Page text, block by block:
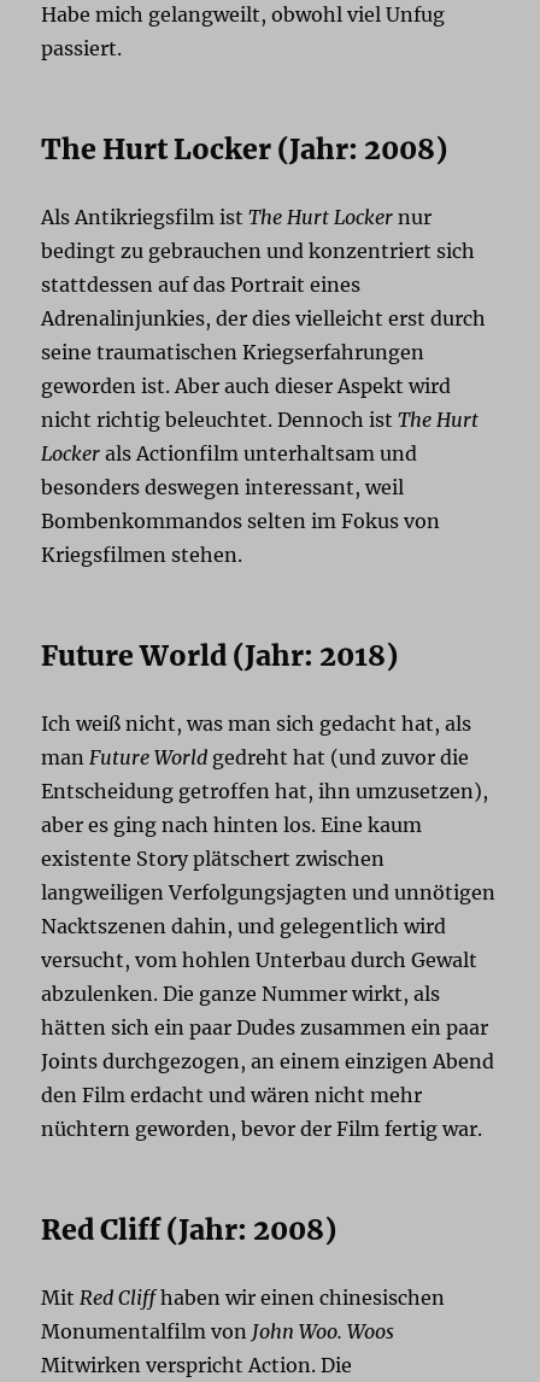
Habe mich gelangweilt, obwohl viel Unfug
passiert.
The Hurt Locker (Jahr: 2008)
Als Antikriegsfilm istThe Hurt Locker nur
bedingt zu gebrauchen und konzentriert sich
stattdessen auf das Portrait eines
Adrenalinjunkies, der dies vielleicht erst durch
seine traumatischen Kriegserfahrungen
geworden ist. Aber auch dieser Aspekt wird
nicht richtig beleuchtet. Dennoch istThe Hurt
Locker als Actionfilm unterhaltsam und
besonders deswegen interessant, weil
Bombenkommandos selten im Fokus von
Kriegsfilmen stehen.
Future World (Jahr: 2018)
Ich weiß nicht, was man sich gedacht hat, als
man Future World gedreht hat (und zuvor die
Entscheidung getroffen hat, ihn umzusetzen),
aber es ging nach hinten los. Eine kaum
existente Story plätschert zwischen
langweiligen Verfolgungsjagten und unnötigen
Nacktszenen dahin, und gelegentlich wird
versucht, vom hohlen Unterbau durch Gewalt
abzulenken. Die ganze Nummer wirkt, als
hätten sich ein paar Dudes zusammen ein paar
Joints durchgezogen, an einem einzigen Abend
den Film erdacht und wären nicht mehr
nüchtern geworden, bevor der Film fertig war.
Red Cliff (Jahr: 2008)
Mit Red Cliffhaben wir einen chinesischen
Monumentalfilm von John Woo. Woos
Mitwirken verspricht Action. Die